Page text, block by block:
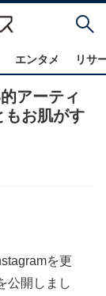
エンタメ リサ
アーティ
もお肌がす
を更
公開しまし